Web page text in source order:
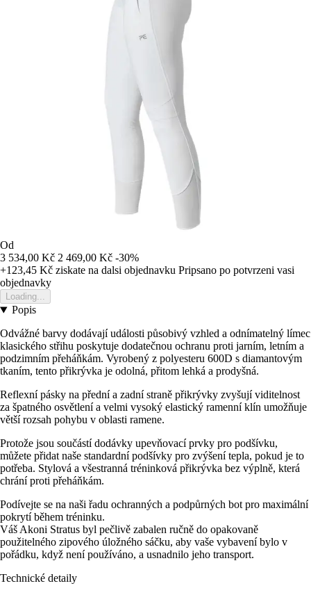
Od
3 534,00 Kč 2 469,00 Kč -30%
+123,45 Kč ziskate na dalsi objednavku Pripsano po potvrzeni vasi
objednavky
Loading...
Popis
Odvážné barvy dodávají události působivý vzhled a odnímatelný límec
klasického střihu poskytuje dodatečnou ochranu proti jarním, letním a
podzimním přeháňkám. Vyrobený z polyesteru 600D s diamantovým
tkaním, tento přikrývka je odolná, přitom lehká a prodyšná.
Reflexní pásky na přední a zadní straně přikrývky zvyšují viditelnost
za špatného osvětlení a velmi vysoký elastický ramenní klín umožňuje
větší rozsah pohybu v oblasti ramene.
Protože jsou součástí dodávky upevňovací prvky pro podšívku,
můžete přidat naše standardní podšívky pro zvýšení tepla, pokud je to
potřeba. Stylová a všestranná tréninková přikrývka bez výplně, která
chrání proti přeháňkám.
Podívejte se na naši řadu ochranných a podpůrných bot pro maximální
pokrytí během tréninku.
Váš Akoni Stratus byl pečlivě zabalen ručně do opakovaně
použitelného zipového úložného sáčku, aby vaše vybavení bylo v
pořádku, když není používáno, a usnadnilo jeho transport.
Technické detaily